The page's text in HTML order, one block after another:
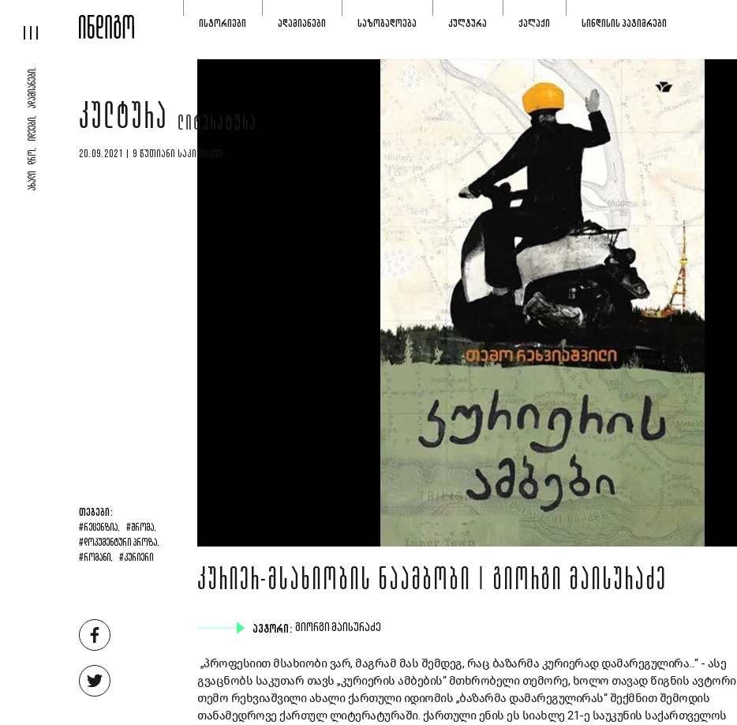
ᲐᲮᲐᲚᲘ ᲓᲠᲝ, ᲘᲓᲔᲔᲑᲘ, ᲐᲓᲐᲛᲘᲐᲜᲔᲑᲘ.
ᲘᲡᲢᲝᲠᲘᲔᲑᲘ ᲐᲓᲐᲛᲘᲐᲜᲔᲑᲘ ᲡᲐᲖᲝᲒᲐᲓᲝᲔᲑᲐ ᲙᲣᲚᲢᲣᲠᲐ ᲥᲐᲚᲐᲥᲘ ᲡᲘᲜᲓᲘᲡᲘᲡ ᲞᲐᲢᲘᲛᲠᲔᲑᲘ
ᲙᲣᲚᲢᲣᲠᲐ ᲚᲘᲢᲔᲠᲐᲢᲣᲠᲐ
20.09.2021 | 9 ᲬᲣᲗᲘᲐᲜᲘ ᲡᲐᲙᲘᲗᲮᲐᲕᲘ
ᲗᲔᲒᲔᲑᲘ:
#ᲠᲔᲪᲔᲜᲖᲘᲐ, #ᲨᲠᲝᲛᲐ,
#ᲓᲝᲙᲣᲛᲔᲜᲢᲣᲠᲘ ᲞᲠᲝᲖᲐ,
#ᲠᲝᲛᲐᲜᲘ, #ᲙᲣᲠᲘᲔᲠᲘ
ᲙᲣᲠᲘᲔᲠ-ᲛᲡᲐᲮᲘᲝᲑᲘᲡ ᲜᲐᲐᲛᲑᲝᲑᲘ | ᲒᲘᲝᲠᲒᲘ ᲛᲐᲘᲡᲣᲠᲐᲫᲔ
ᲐᲕᲢᲝᲠᲘ: ᲒᲘᲝᲠᲒᲘ ᲛᲐᲘᲡᲣᲠᲐᲫᲔ
„პროფესიით მსახიობი ვარ, მაგრამ მას შემდეგ, რაც ბაზარმა კურიერად დამარეგულირა...“ - ასე
გვაცნობს საკუთარ თავს „კურიერის ამბების“ მთხრობელი თემორე, ხოლო თავად წიგნის ავტორი
თემო რეხვიაშვილი ახალი ქართული იდიომის „ბაზარმა დამარეგულირას“ შექმნით შემოდის
თანამედროვე ქართულ ლიტერატურაში. ქართული ენის ეს სიახლე 21-ე საუკუნის საქართველოს